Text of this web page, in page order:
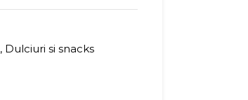
, Dulciuri si snacks